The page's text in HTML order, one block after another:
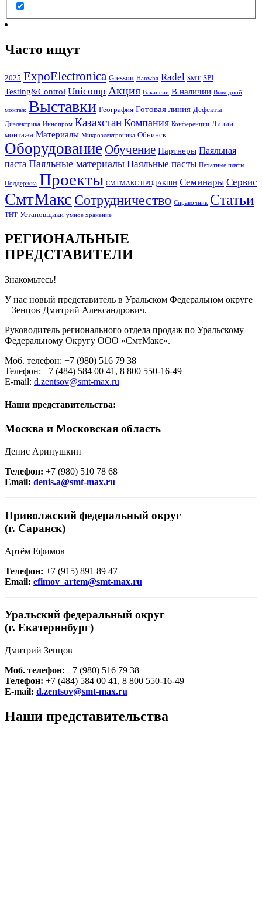
Часто ищут
2025 ExpoElectronica Gresson Hanwha Radel SMT SPI
Testing&Control Unicomp Акция Вакансии В наличии Выводной
монтаж Выставки География Готовая линия Дефекты
Диэлектрика Иннопром Казахстан Компания Конференции Линии
монтажа Материалы Микроэлектроника Обнинск
Оборудование Обучение Партнеры Паяльная
паста Паяльные материалы Паяльные пасты Печатные платы
Поддержка Проекты СМТМАКС ПРОДАКШН Семинары Сервис
СмтМакс Сотрудничество Справочник Статьи
ТНТ Установщики умное хранение
РЕГИОНАЛЬНЫЕ
ПРЕДСТАВИТЕЛИ
Знакомьтесь!
У нас новый представитель в Уральском Федеральном округе
– Зенцов Дмитрий Александрович.
Руководитель регионального отдела продаж по Уральскому
Федеральному Округу ООО «СмтМакс».
Моб. телефон: +7 (980) 516 79 38
Телефон: +7 (484) 584 00 41, 8 800 550-16-49
E-mail: d.zentsov@smt-max.ru
Наши представительства:
Москва и Московская область
Денис Аринушкин
Телефон: +7 (980) 510 78 68
Email: denis.a@smt-max.ru
Приволжский федеральный округ
(г. Саранск)
Артём Ефимов
Телефон: +7 (915) 891 89 47
Email: efimov_artem@smt-max.ru
Уральский федеральный округ
(г. Екатеринбург)
Дмитрий Зенцов
Моб. телефон: +7 (980) 516 79 38
Телефон: +7 (484) 584 00 41, 8 800 550-16-49
E-mail: d.zentsov@smt-max.ru
Наши представительства